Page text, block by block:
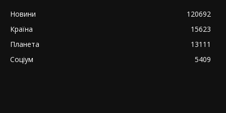
Новини
120692
Країна
15623
Планета
13111
Соціум
5409